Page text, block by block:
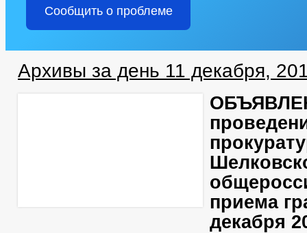
Сообщить о проблеме
Архивы за день 11 декабря,
приема
декабря